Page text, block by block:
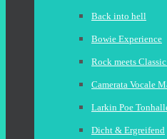
Back into hell
Bowie Experience
Rock meets
Camerata Vocale
Larkin Poe
Dicht & Ergreifend